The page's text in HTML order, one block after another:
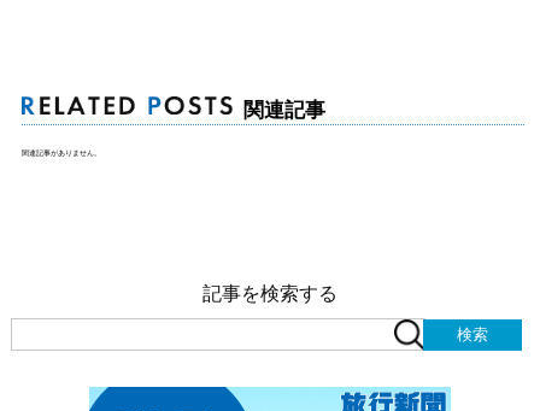
関連記事
関連記事がありません。
記事を検索する